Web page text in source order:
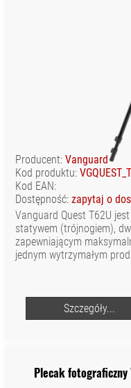
Producent: Vanguard
Kod produktu:
Kod EAN:
Dostępność: zapytaj o
Vanguard Quest T62U
statywem (trójnogiem),
zapewniającym
jednym wytrzymałym
Szczegóły...
Plecak fotograficzny